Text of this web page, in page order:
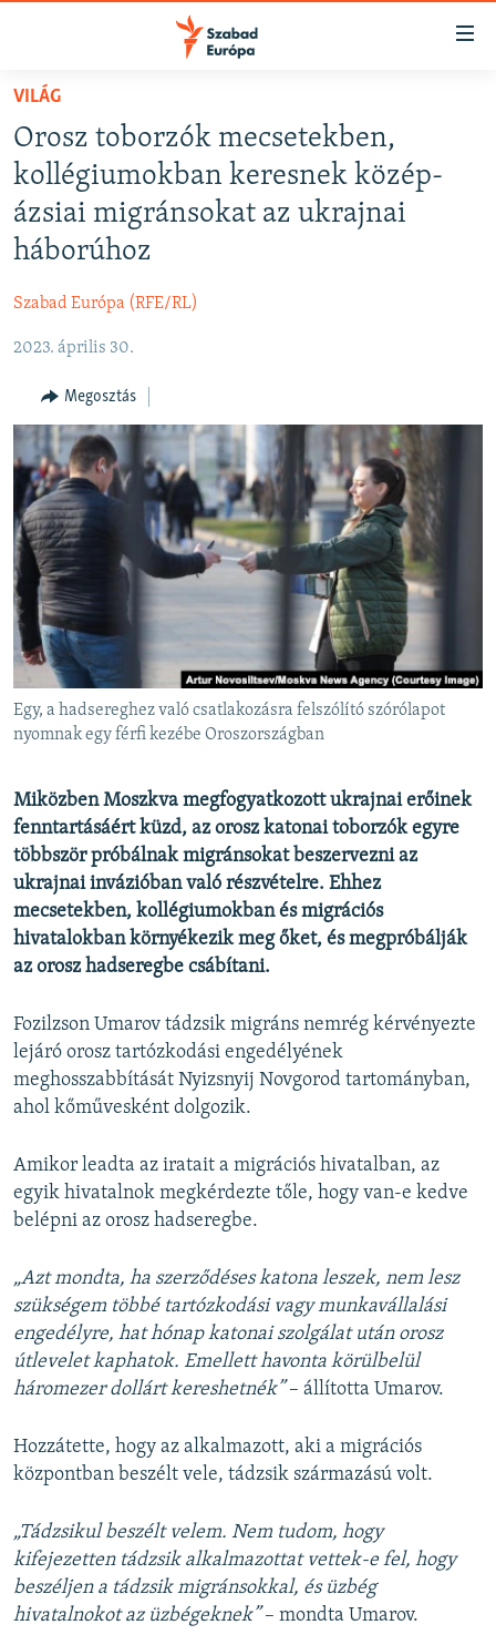
Akadálymentes
Ugrás
fő
oldalra
Ugrás
tartalomjegyzékre
keresésre
NAPIRENDEN
AKTUÁLIS
PODCASTOK
VIDEÓK
SZABADON
TÁRSADALOM
DEMOKRÁCIA
A PÉNZ NYOMÁBAN
EURÓPAI UNIÓ
VILÁG
KLÍMAVÁLTOZÁS
A MÚLT TANULSÁGAI
Valamennyi RFE/RL weboldal
VILÁG
Orosz toborzók mecsetekben,
kollégiumokban keresnek közép-
ázsiai migránsokat az ukrajnai
háborúhoz
Szabad Európa (RFE/RL)
2023. április 30.
Megosztás
Egy, a hadsereghez való csatlakozásra felszólító szórólapot
nyomnak egy férfi kezébe Oroszországban
Miközben Moszkva megfogyatkozott ukrajnai erőinek
fenntartásáért küzd, az orosz katonai toborzók egyre
többször próbálnak migránsokat beszervezni az
ukrajnai invázióban való részvételre. Ehhez
mecsetekben, kollégiumokban és migrációs
hivatalokban környékezik meg őket, és megpróbálják
az orosz hadseregbe csábítani.
Fozilzson Umarov tádzsik migráns nemrég kérvényezte
lejáró orosz tartózkodási engedélyének
meghosszabbítását Nyizsnyij Novgorod tartományban,
ahol kőművesként dolgozik.
Amikor leadta az iratait a migrációs hivatalban, az
egyik hivatalnok megkérdezte tőle, hogy van-e kedve
belépni az orosz hadseregbe.
„Azt mondta, ha szerződéses katona leszek, nem lesz
szükségem többé tartózkodási vagy munkavállalási
engedélyre, hat hónap katonai szolgálat után orosz
útlevelet kaphatok. Emellett havonta körülbelül
háromezer dollárt kereshetnék”– állította Umarov.
Hozzátette, hogy az alkalmazott, aki a migrációs
központban beszélt vele, tádzsik származású volt.
„Tádzsikul beszélt velem. Nem tudom, hogy
kifejezetten tádzsik alkalmazottat vettek-e fel, hogy
beszéljen a tádzsik migránsokkal, és üzbég
hivatalnokot az üzbégeknek”– mondta Umarov.
FELIRATKOZÁS